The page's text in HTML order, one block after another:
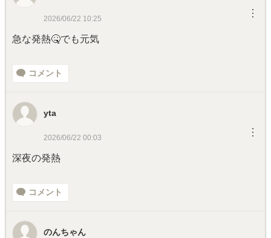
2026/06/22 10:25 ︙
急な発熱🤒でも元気
コメント
yta
2026/06/22 00:03 ︙
深夜の発熱
コメント
のんちゃん